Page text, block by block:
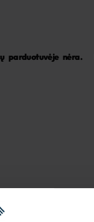
parduotuvėje nėra.